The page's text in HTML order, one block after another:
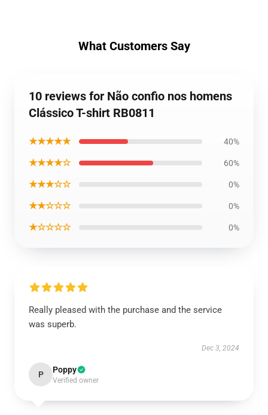
What Customers Say
10 reviews for Não confio nos homens
Clássico T-shirt RB0811
★★★★★ 40%
★★★★☆ 60%
★★★☆☆ 0%
★★☆☆☆ 0%
★☆☆☆☆ 0%
Really pleased with the purchase and the service
was superb.
Dec 3, 2024
P Poppy
Verified owner